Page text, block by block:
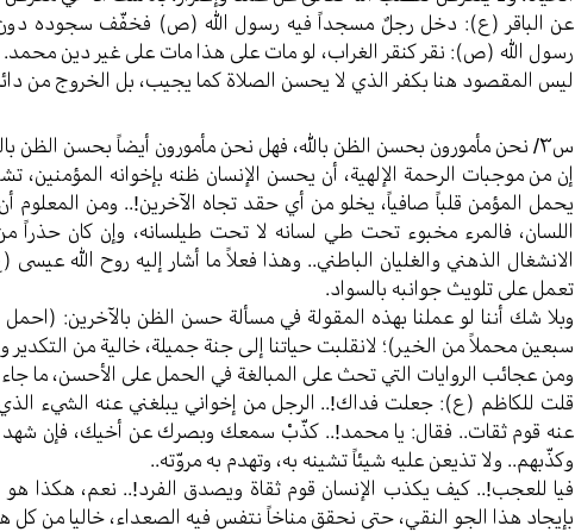
عن الباقر (ع): دخل رجلٌ مسجداً فيه رسول الله (ص) فخفّف سجوده دون
رسول الله (ص): نقر كنقر الغراب، لو مات على هذا مات على غير دين محمد.
ليس المقصود هنا بكفر الذي لا يحسن الصلاة كما يجيب، بل الخروج من
س٣/ نحن مأمورون بحسن الظن بالله، فهل نحن مأمورون أيضاً بحسن الظن بالمؤمنين؟..
إن من موجبات الرحمة الإلهية، أن يحسن الإنسان ظنه بإخوانه
يحمل المؤمن قلباً صافياً، يخلو من أي حقد تجاه الآخرين!.. ومن المعلوم
اللسان، فالمرء مخبوء تحت طي لسانه لا تحت طيلسانه، وإن كان حذراً من
الانشغال الذهني والغليان الباطني.. وهذا فعلاً ما أشار إليه روح الله
تعمل على تلويث جوانبه بالسواد.
وبلا شك أننا لو عملنا بهذه المقولة في مسألة حسن الظن بالآخرين:
سبعين محملاً من الخير)؛ لانقلبت حياتنا إلى جنة جميلة، خالية من التكدير
ومن عجائب الروايات التي تحث على المبالغة في الحمل على الأحسن، ما
قلت للكاظم (ع): جعلت فداك!.. الرجل من إخواني يبلغني عنه الشيء الذي
عنه قوم ثقات.. فقال: يا محمد!.. كذّبْ سمعك وبصرك عن أخيك، فإن
وكذّبهم.. ولا تذيعن عليه شيئاً تشينه به، وتهدم به مروّته..
فيا للعجب!.. كيف يكذب الإنسان قوم ثقاة ويصدق الفرد!.. نعم، هكذا هو
بإيجاد هذا الجو النقي، حتى نحقق مناخاً نتفس فيه الصعداء، خاليا من كل